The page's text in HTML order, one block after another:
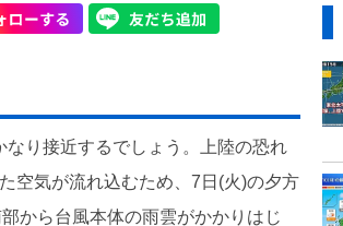
り接近するでしょう。上陸の恐れ
空気が流れ込むため、7日(火)の夕方
から台風本体の雨雲がかかりはじ